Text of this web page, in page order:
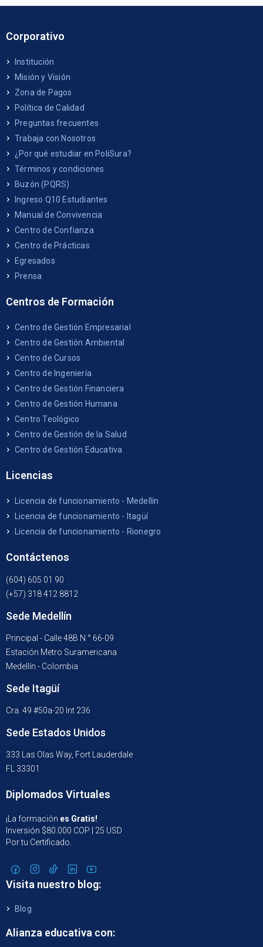
Corporativo
Institución
Misión y Visión
Zona de Pagos
Política de Calidad
Preguntas frecuentes
Trabaja con Nosotros
¿Por qué estudiar en PoliSura?
Términos y condiciones
Buzón (PQRS)
Ingreso Q10 Estudiantes
Manual de Convivencia
Centro de Confianza
Centro de Prácticas
Egresados
Prensa
Centros de Formación
Centro de Gestión Empresarial
Centro de Gestión Ambiental
Centro de Cursos
Centro de Ingeniería
Centro de Gestión Financiera
Centro de Gestión Humana
Centro Teológico
Centro de Gestión de la Salud
Centro de Gestión Educativa
Licencias
Licencia de funcionamiento - Medellín
Licencia de funcionamiento - Itagüí
Licencia de funcionamiento - Rionegro
Contáctenos
(604) 605 01 90
(+57) 318 412 8812
Sede Medellín
Principal - Calle 48B N ° 66-09
Estación Metro Suramericana
Medellín - Colombia
Sede Itagüí
Cra. 49 #50a-20 Int 236
Sede Estados Unidos
333 Las Olas Way, Fort Lauderdale
FL 33301
Diplomados Virtuales
¡La formación es Gratis!
Inversión $80.000 COP | 25 USD
Por tu Certificado.
Visita nuestro blog:
Blog
Alianza educativa con: